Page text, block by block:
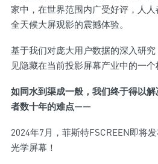
家中，在世界范围内广受好评，人
全天候大屏观影的震撼体验。
基于我们对庞大用户数据的深入研究
见隐藏在当前投影屏幕产业中的一个
如同水到渠成一般，我们终于得以
者数十年的难点——
2024年7月，菲斯特FSCREEN即将
光学屏幕！